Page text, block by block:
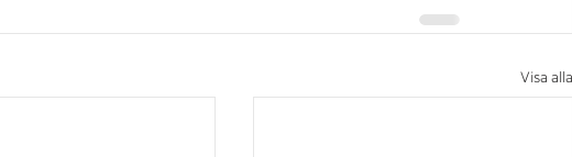
Visa alla